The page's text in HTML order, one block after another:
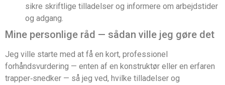
sikre skriftlige tilladelser og informere om arbejdstider
og adgang.
Mine personlige råd — sådan ville jeg gøre det
Jeg ville starte med at få en kort, professionel
forhåndsvurdering — enten af en konstruktør eller en erfaren
trapper‑snedker — så jeg ved, hvilke tilladelser og